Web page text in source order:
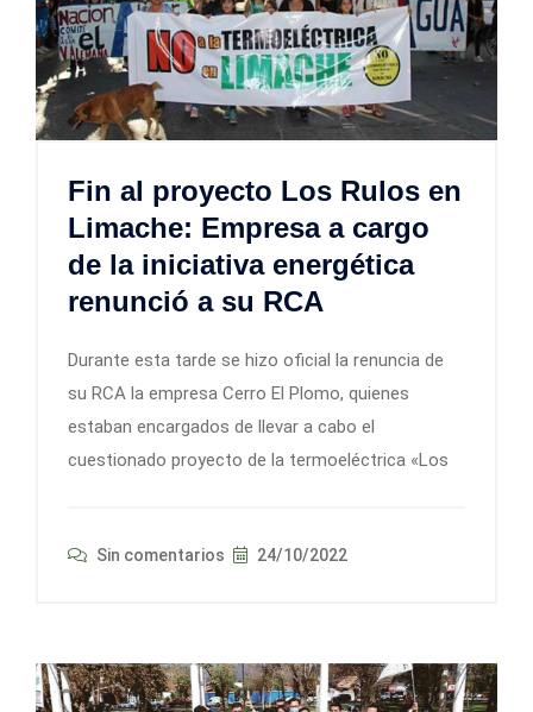
Fin al proyecto Los Rulos en
Limache: Empresa a cargo
de la iniciativa energética
renunció a su RCA
Durante esta tarde se hizo oficial la renuncia de
su RCA la empresa Cerro El Plomo, quienes
estaban encargados de llevar a cabo el
cuestionado proyecto de la termoeléctrica «Los
Sin comentarios 24/10/2022